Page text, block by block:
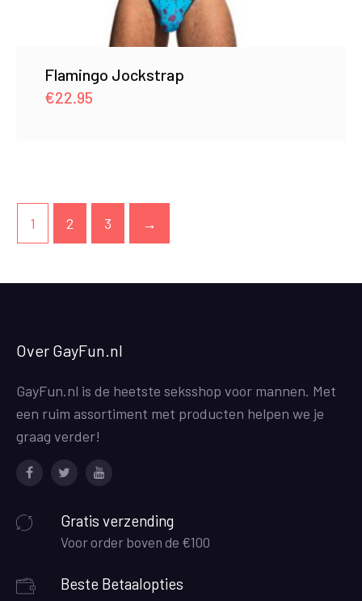
Flamingo Jockstrap
€22.95
1 2 3 →
Over GayFun.nl
GayFun.nl is de heetste seksshop voor mannen. Met
een ruim assortiment met producten helpen we je
graag verder!
Gratis verzending
Voor order boven de €100
Beste Betaalopties